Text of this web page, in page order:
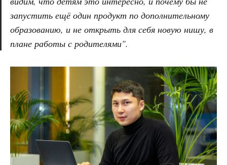
запустить ещё один продукт по дополнительному
образованию, и не открыть для себя новую нишу, в
плане работы с родителями".